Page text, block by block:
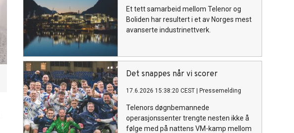
Et tett samarbeid mellom Telenor og
Boliden har resultert i et av Norges mest
avanserte industrinettverk.
Det snappes når vi scorer
17.6.2026 15:38:20 CEST Pressemelding
Telenors døgnbemannede
operasjonssenter trengte nesten ikke å
følge med på nattens VM-kamp mellom